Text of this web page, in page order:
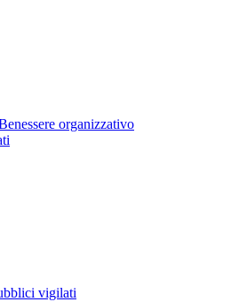
organizzativo
vigilati